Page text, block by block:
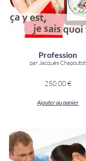
Profession
par Jacques Chapoutot
250,00€
Ajouter au panier